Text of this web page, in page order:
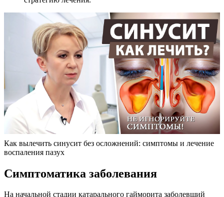
Как вылечить синусит без осложнений: симптомы и лечение
воспаления пазух
Симптоматика заболевания
На начальной стадии катарального гайморита заболевший